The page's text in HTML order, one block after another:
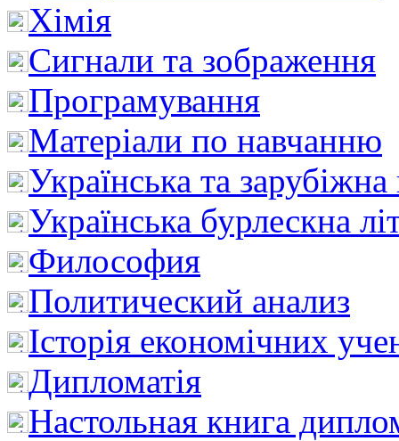
Хімія
Сигнали та зображення
Програмування
Матеріали по навчанню
Українська та зарубіжна
Українська бурлескна
Философия
Политический анализ
Історія економічних
Дипломатія
Настольная книга